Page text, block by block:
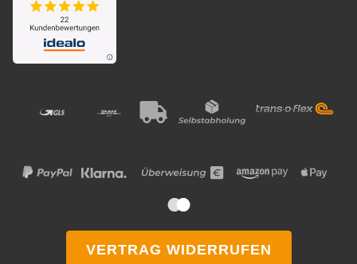
VERTRAG WIDERRUFEN